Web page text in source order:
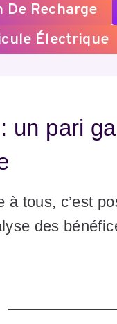
Recharge
Électrique
un pari
à tous, c’est
des